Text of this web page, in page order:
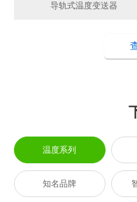
导轨式温度变送器
温度系列
知名品牌